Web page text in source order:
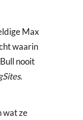
Max
waarin
nooit
.
wat ze